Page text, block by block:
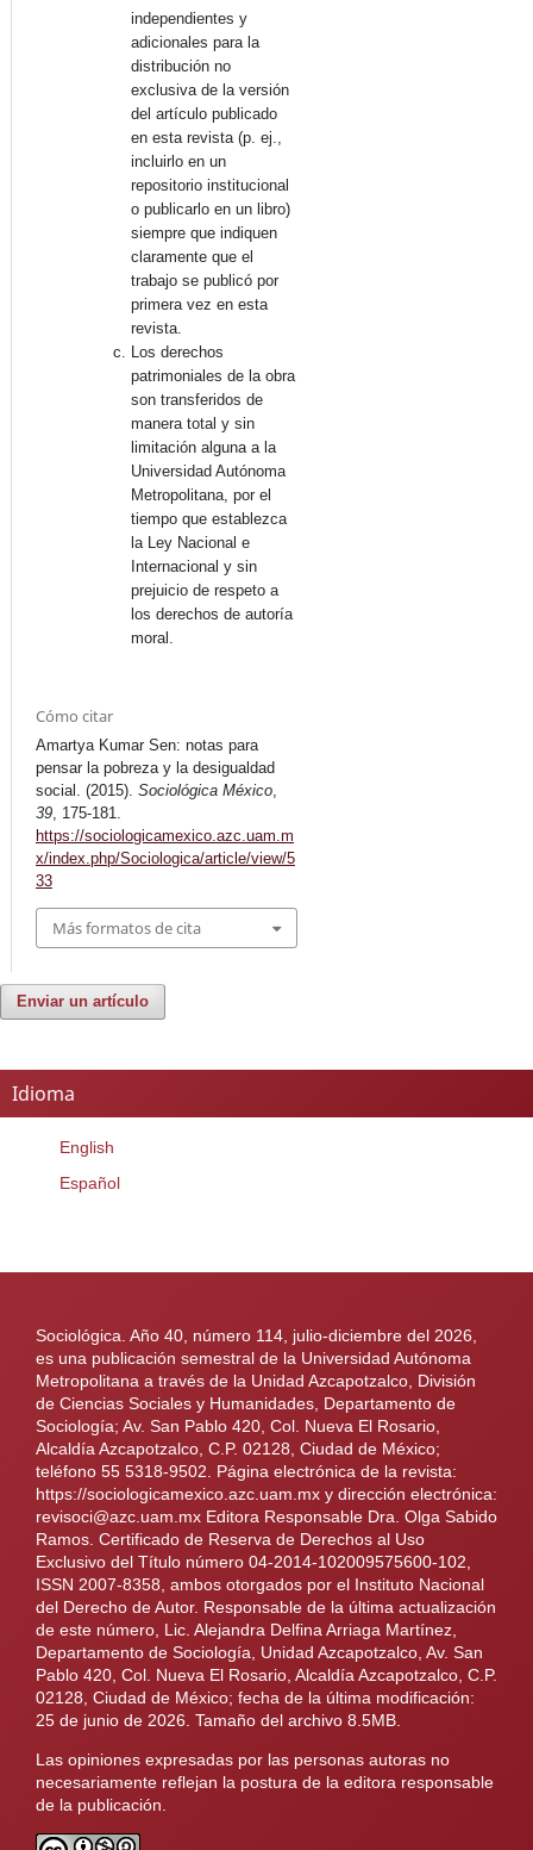
independientes y
adicionales para la
distribución no
exclusiva de la versión
del artículo publicado
en esta revista (p. ej.,
incluirlo en un
repositorio institucional
o publicarlo en un libro)
siempre que indiquen
claramente que el
trabajo se publicó por
primera vez en esta
revista.
Los derechos
patrimoniales de la obra
son transferidos de
manera total y sin
limitación alguna a la
Universidad Autónoma
Metropolitana, por el
tiempo que establezca
la Ley Nacional e
Internacional y sin
prejuicio de respeto a
los derechos de autoría
moral.
Cómo citar
Amartya Kumar Sen: notas para
pensar la pobreza y la desigualdad
social. (2015). Sociológica México
39 , 175-181.
https://sociologicamexico.azc.uam.m
x/index.php/Sociologica/article/view/5
33
Más formatos de cita
Enviar un artículo
Idioma
English
Español
Sociológica. Año 40, número 114, julio-diciembre del 2026,
es una publicación semestral de la Universidad Autónoma
Metropolitana a través de la Unidad Azcapotzalco, División
de Ciencias Sociales y Humanidades, Departamento de
Sociología; Av. San Pablo 420, Col. Nueva El Rosario,
Alcaldía Azcapotzalco, C.P. 02128, Ciudad de México;
teléfono 55 5318-9502. Página electrónica de la revista:
https://sociologicamexico.azc.uam.mx y dirección electrónica:
revisoci@azc.uam.mx Editora Responsable Dra. Olga Sabido
Ramos. Certificado de Reserva de Derechos al Uso
Exclusivo del Título número 04-2014-102009575600-102,
ISSN 2007-8358, ambos otorgados por el Instituto Nacional
del Derecho de Autor. Responsable de la última actualización
de este número, Lic. Alejandra Delfina Arriaga Martínez,
Departamento de Sociología, Unidad Azcapotzalco, Av. San
Pablo 420, Col. Nueva El Rosario, Alcaldía Azcapotzalco, C.P.
02128, Ciudad de México; fecha de la última modificación:
25 de junio de 2026. Tamaño del archivo 8.5MB.
Las opiniones expresadas por las personas autoras no
necesariamente reflejan la postura de la editora responsable
de la publicación.